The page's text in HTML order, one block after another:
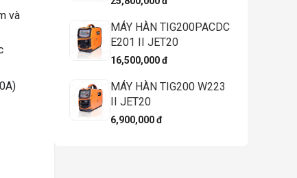
và
MÁY HÀN TIG200PACDC
E201 II JET20
16,500,000 đ
MÁY HÀN TIG200 W223
II JET20
6,900,000 đ